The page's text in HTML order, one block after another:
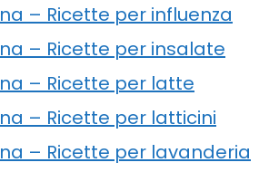
– Ricette per influenza
– Ricette per insalate
– Ricette per latte
– Ricette per latticini
– Ricette per lavanderia